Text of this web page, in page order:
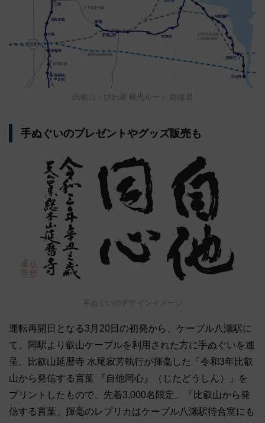
比叡山・びわ湖 観光ルート 路線図
手ぬぐいのプレゼントやグッズ販売も
手ぬぐいのデザインイメージ
運転再開日となる3月20日の初発から、ケーブル八瀬駅に
て、同駅より叡山ケーブルを利用された方に手ぬぐいを進
呈。比叡山延暦寺 水尾寂芳執行が揮毫した「令和3年比叡
山から発信する言葉 『自他同心』（じたどうしん）」を
プリントしたもので、先着3,000名限定。「比叡山から発
信する言葉」揮毫のレプリカはケーブル八瀬駅待合室にも